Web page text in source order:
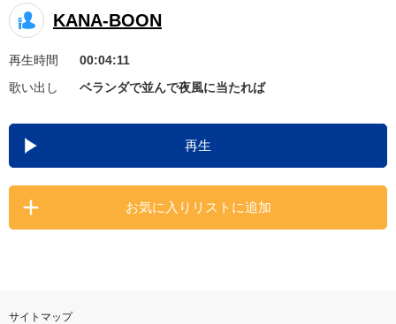
キャンペーン
お知らせ よくあるご質問
DAMの新曲・ランキングなど
カラオケ最新情報をチェック！
KANA-BOON
再生時間
00:04:11
歌い出し
ベランダで並んで夜風に当たれば
再生
お気に入りリストに追加
サイトマップ